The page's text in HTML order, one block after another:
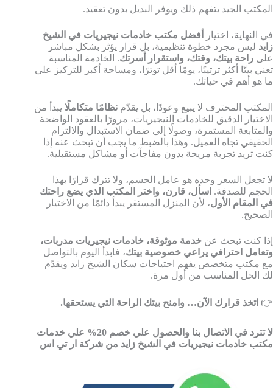
المكتب الجيد يتفهم ذلك ويوفر البديل بدون تعقيد.
في النهاية، اختيار
أفضل مكتب خادمات نيجيريات في الشيخ
زايد ليس مجرد خطوة تنظيمية، بل قرار يؤثر بشكل مباشر
على راحة بيتك، وقتك، واستقرار أسرتك. الخادمة المناسبة
تعني بيتًا أكثر ترتيبًا، يومًا أقل توترًا، ومساحة أكبر للتركيز على
ما هو أهم في حياتك.
المكتب المحترف لا يبيع وعودًا، بل يقدّم نظامًا متكاملًا يبدأ من
الاختيار الدقيق للخادمات النيجيريات، مرورًا بالعقود الواضحة
والمتابعة المستمرة، وصولًا إلى ضمان الاستبدال والالتزام
الحقيقي تجاه العميل. وهذا بالضبط ما يجب أن تبحث عنه إذا
كنت تريد تجربة مريحة بدون مفاجآت أو مشاكل مستقبلية.
لا تجعل السعر وحده هو عامل الحسم، ولا تترك قرارًا بهذا
الحجم للصدفة. اسأل، قارن، واختر المكتب الذي يضع راحتك
في المقام الأول، لأن المنزل المستقر يبدأ دائمًا من الاختيار
الصحيح.
إذا كنت تبحث عن خدمة موثوقة، خادمات نيجيريات مدربات،
وتعامل احترافي يراعي خصوصية بيتك، فابدأ اليوم بالتواصل
مع مكتب متخصص يفهم احتياجات سكان الشيخ زايد ويقدّم
لك الحل المناسب من أول مرة.
👉 اتخذ قرارك الآن… وامنح بيتك الراحة التي يستحقها.
لا تترد في الاتصال بنا والحصول علي خصم 20% علي خدمات
مكتب خادمات نيجيريات في الشيخ زايد من شركة ار تي اس